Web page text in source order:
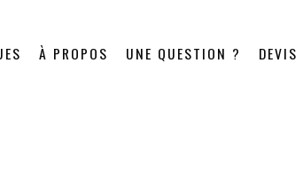
À PROPOS UNE QUESTION ? DEVIS